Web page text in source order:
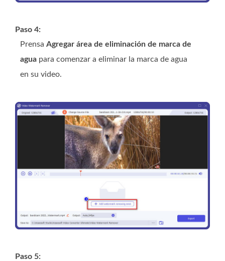
Paso 4:
Prensa Agregar área de eliminación de marca de
agua para comenzar a eliminar la marca de agua
en su video.
Paso 5: